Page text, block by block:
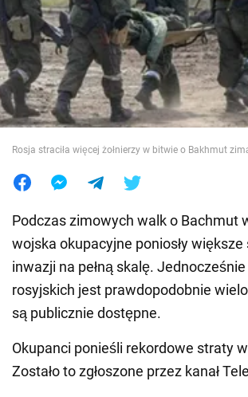
Wojna na Ukrainie
Świat
Jedzenie
Rosja straciła więcej żołnierzy w bitwie o Bakhmut
Podczas zimowych walk o Bachmut
wojska okupacyjne poniosły
inwazji na pełną skalę.
rosyjskich jest prawdopodobnie
są publicznie dostępne.
Okupanci ponieśli rekordowe straty
Zostało to zgłoszone przez kanał